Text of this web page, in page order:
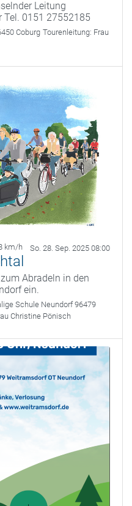
Leitung
Tel. 0151 27552185
Coburg Tourenleitung: Frau
km/h So. 28. Sep. 2025 08:00
Abradeln in den
ein.
Schule Neundorf 96479
Christine Pönisch